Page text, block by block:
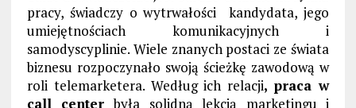
pracy, świadczy o wytrwałości kandydata, jego
umiejętnościach komunikacyjnych i
samodyscyplinie. Wiele znanych postaci ze świata
biznesu rozpoczynało swoją ścieżkę zawodową w
roli telemarketera. Według ich relacji, praca w
call center była solidną lekcją marketingu i